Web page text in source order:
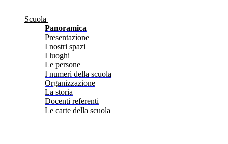
Scuola
Panoramica
Presentazione
I nostri spazi
I luoghi
Le persone
I numeri della scuola
Organizzazione
La storia
Docenti referenti
Le carte della scuola